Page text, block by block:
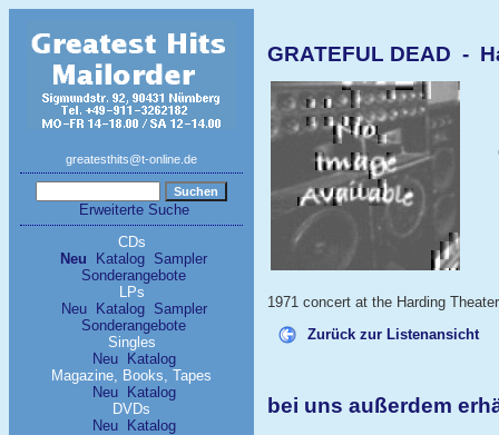
greatesthits@t-online.de
Erweiterte Suche
CDs
Neu
Katalog Sampler
Sonderangebote
LPs
Neu
Katalog
Sampler
Sonderangebote
Singles
Neu
Katalog
Magazine, Books, Tapes
Neu
Katalog
DVDs
Neu
Katalog
GRATEFUL DEAD -
1971 concert at the Harding
Zurück zur Listenansicht
bei uns außerdem